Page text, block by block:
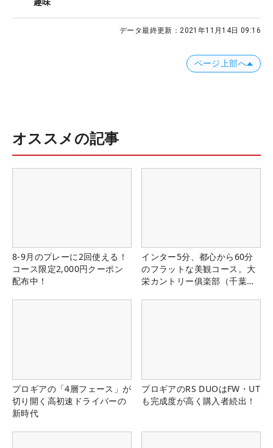
データ最終更新：2021年11月14日 09:16
ページ上部へ
オススメの記事
8-9月のプレーに2回使える！
コース限定2,000円クーポン
配布中！
インター5分、都心から60分
のフラットな美観コース。大
栄カントリー俱楽部（千葉
プロギアの「4層フェース」が
切り開く高初速ドライバーの
新時代
プロギアのRS DUOはFW・UT
も完成度が高く購入者続出！